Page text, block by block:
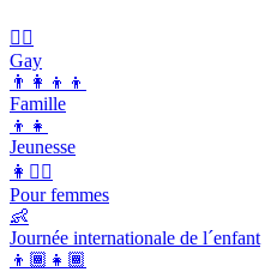
🏳️‍🌈
Gay
👨‍👩‍👦‍👦
Famille
👦👧
Jeunesse
👩👱‍♀️
Pour femmes
👶
Journée internationale de l´enfant
👦🏾👧🏾